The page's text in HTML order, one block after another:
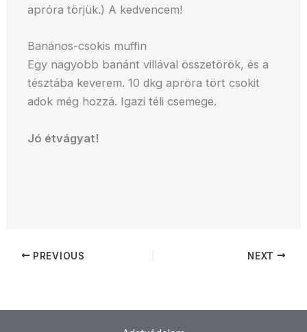
apróra törjük.) A kedvencem!
Banános-csokis muffin
Egy nagyobb banánt villával összetörök, és a
tésztába keverem. 10 dkg apröra tört csokit
adok még hozzá. Igazi téli csemege.
Jó étvágyat!
PREVIOUS NEXT